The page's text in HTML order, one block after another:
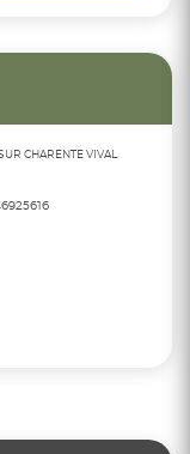
CHARENTE VIVAL